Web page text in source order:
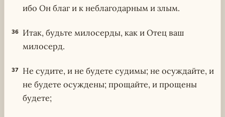
ибо Он благ и к неблагодарным и злым.
36 Итак, будьте милосерды, как и Отец ваш
милосерд.
37 Не судите, и не будете судимы; не осуждайте, и
не будете осуждены; прощайте, и прощены
будете;